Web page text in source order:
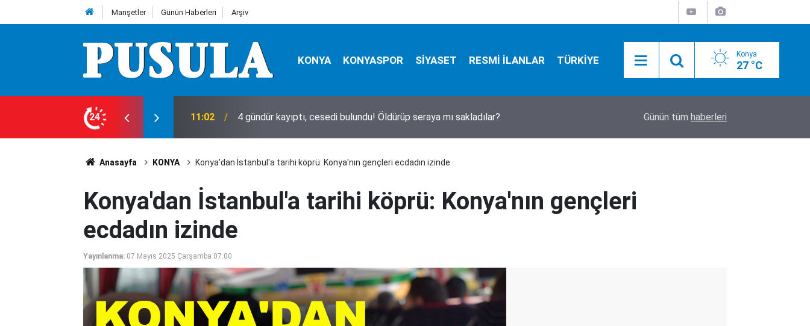
Manşetler Günün Haberleri Arşiv
KONYA KONYASPOR SİYASET RESMİ İLANLAR TÜRKİYE Konya
27 °C
24
seraya mı sakladılar? 10:48 Son dakika! Marmaris'te deprem oldu Konya'da yazın 30 bin öğrenci aynı adreste!
Günün tüm haberleri
Anasayfa KONYA Konya'dan İstanbul'a tarihi köprü: Konya'nın gençleri ecdadın izinde
Konya'dan İstanbul'a tarihi köprü: Konya'nın gençleri
ecdadın izinde
Yayınlanma: 07 Mayıs 2025 Çarşamba 07:00